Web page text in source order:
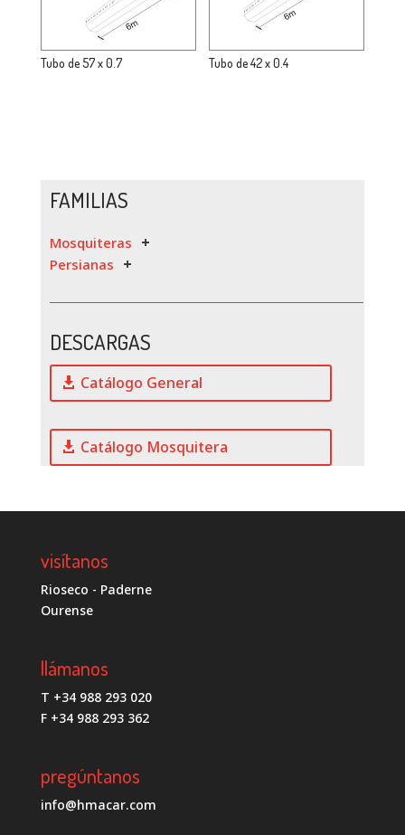
Tubo de 57 x 0.7 Tubo de 42 x 0.4
FAMILIAS
Mosquiteras
Persianas
DESCARGAS
Catálogo General
Catálogo Mosquitera
visítanos
Rioseco - Paderne
Ourense
llámanos
T +34 988 293 020
F +34 988 293 362
pregúntanos
info@hmacar.com